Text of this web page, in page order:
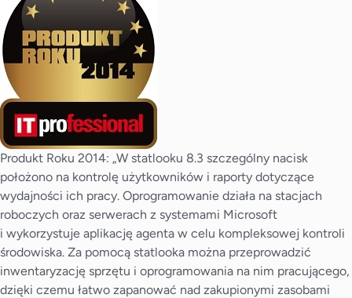
Produkt Roku 2014: „W statlooku 8.3 szczególny nacisk
położono na kontrolę użytkowników i raporty dotyczące
wydajności ich pracy. Oprogramowanie działa na stacjach
roboczych oraz serwerach z systemami Microsoft
i wykorzystuje aplikację agenta w celu kompleksowej kontroli
środowiska. Za pomocą statlooka można przeprowadzić
inwentaryzację sprzętu i oprogramowania na nim pracującego,
dzięki czemu łatwo zapanować nad zakupionymi zasobami